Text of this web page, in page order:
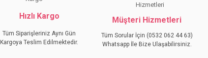
Hızlı Kargo
Tüm Siparişleriniz Aynı Gün
Kargoya Teslim Edilmektedir.
Müşteri Hizmetleri
Tüm Sorular İçin (0532 062 44 63)
Whatsapp İle Bize Ulaşabilirsiniz.